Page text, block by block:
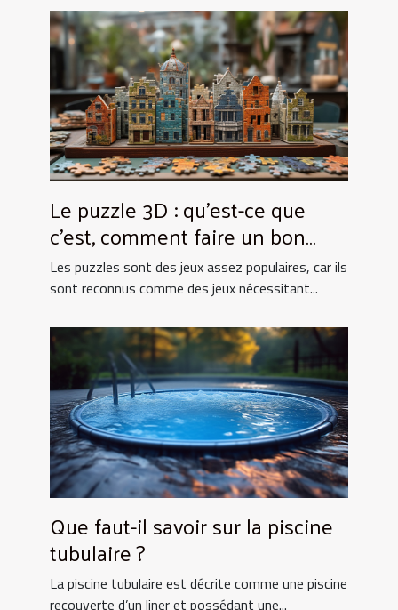
Le puzzle 3D : qu’est-ce que
c’est, comment faire un bon
choix ?
Les puzzles sont des jeux assez populaires, car ils
sont reconnus comme des jeux nécessitant...
Que faut-il savoir sur la piscine
tubulaire ?
La piscine tubulaire est décrite comme une piscine
recouverte d’un liner et possédant une...